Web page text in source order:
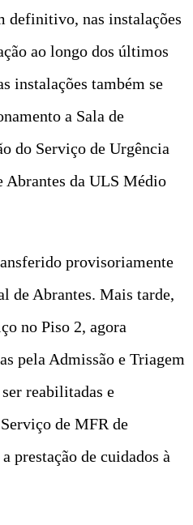
definitivo, nas instalações
ao longo dos últimos
instalações também se
a Sala de
do Serviço de Urgência
Abrantes da ULS Médio
provisoriamente
de Abrantes. Mais tarde,
no Piso 2, agora
pela Admissão e Triagem
reabilitadas e
de MFR de
prestação de cuidados à